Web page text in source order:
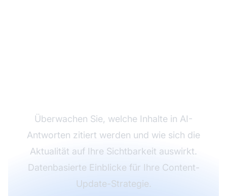
Überwachen Sie, welche Inhalte in AI-
Antworten zitiert werden und wie sich die
Aktualität auf Ihre Sichtbarkeit auswirkt.
Datenbasierte Einblicke für Ihre Content-
Update-Strategie.